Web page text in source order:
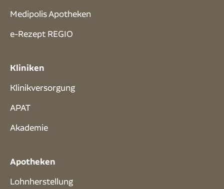
Medipolis Apotheken
e-Rezept REGIO
Kliniken
Klinikversorgung
APAT
Akademie
Apotheken
Lohnherstellung